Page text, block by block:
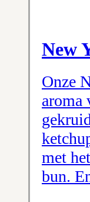
New
Onze
aroma
met
bun.